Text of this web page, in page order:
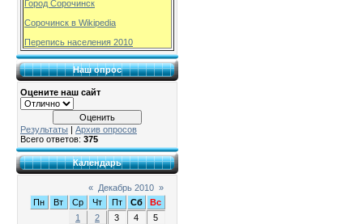
Город Сорочинск
Сорочинск в Wikipedia
Перепись населения 2010
Наш опрос
Оцените наш сайт
Результаты
Архив опросов
Всего ответов: 375
Календарь
« Декабрь 2010 »
Пн
Вт Ср Чт Пт Сб
Вс
1
2 3 4
5